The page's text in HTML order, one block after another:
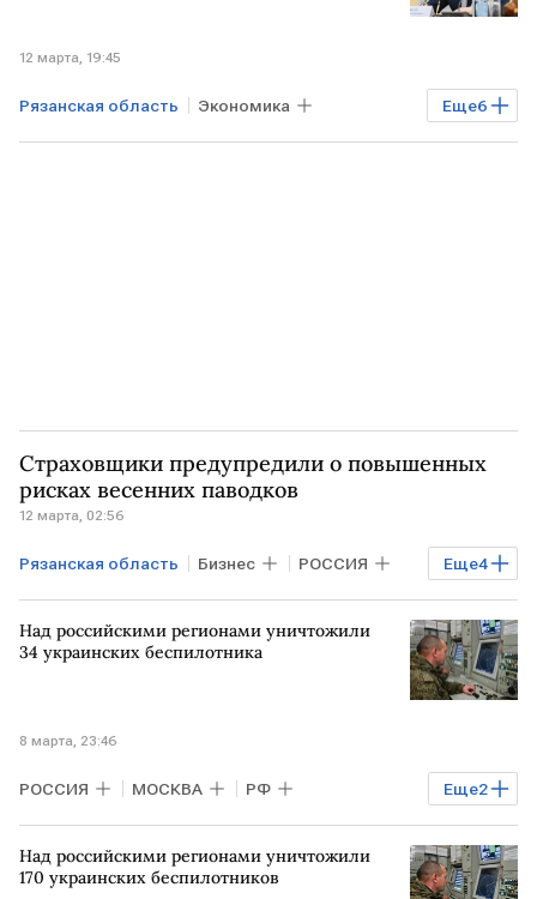
12 марта, 19:45
Еще6
Рязанская область Экономика
Технологии РОССИЯ РФ
Страховщики предупредили о повышенных
рисках весенних паводков
12 марта, 02:56
Еще4
Рязанская область Бизнес РОССИЯ
Недвижимость Орловская область
Нижегородская область
Над российскими регионами уничтожили
34 украинских беспилотника
8 марта, 23:46
Еще2
РОССИЯ МОСКВА РФ
Краснодарский край ВСУ
Над российскими регионами уничтожили
170 украинских беспилотников